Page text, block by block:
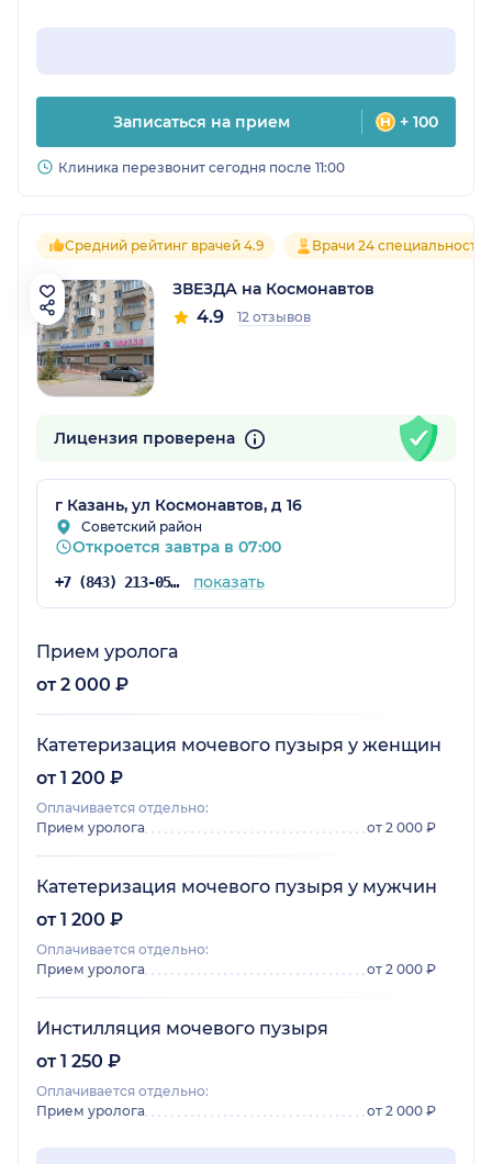
Записаться на прием + 100
Клиника перезвонит сегодня после 11:00
Средний рейтинг врачей 4.9 Врачи 24
ЗВЕЗДА на Космонавтов
4.9 12 отзывов
Лицензия проверена
г Казань, ул Космонавтов, д 16
Советский район
Откроется завтра в 07:00
+7 (843) 213-05-65 показать
Прием уролога
от 2 000 ₽
Катетеризация мочевого пузыря у женщин
от 1 200 ₽
Оплачивается отдельно:
Прием уролога
от 2 000 ₽
Катетеризация мочевого пузыря у мужчин
от 1 200 ₽
Оплачивается отдельно:
Прием уролога
от 2 000 ₽
Инстилляция мочевого пузыря
от 1 250 ₽
Оплачивается отдельно:
Прием уролога
от 2 000 ₽